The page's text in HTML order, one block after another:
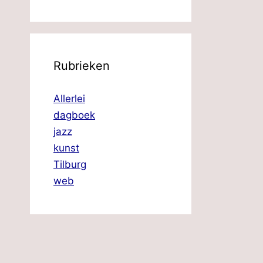
Rubrieken
Allerlei
dagboek
jazz
kunst
Tilburg
web